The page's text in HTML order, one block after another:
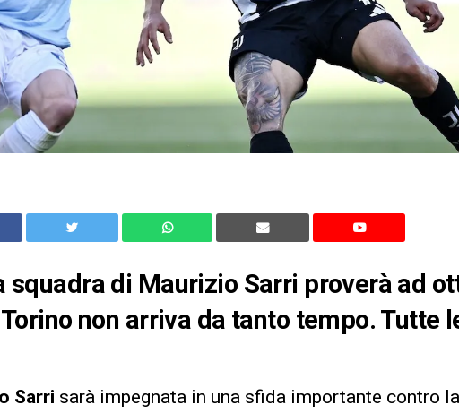
squadra di Maurizio Sarri proverà ad
non arriva da tanto tempo. Tutte
Sarri sarà impegnata in una sfida importante contro la